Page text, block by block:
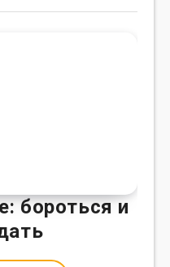
бороться и